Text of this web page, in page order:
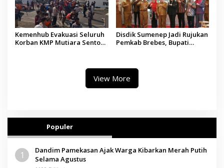
Kemenhub Evakuasi Seluruh
Korban KMP Mutiara Sentosa
Disdik Sumenep Jadi Rujukan
Pemkab Brebes, Bupati
View More
Populer
1
Dandim Pamekasan Ajak Warga Kibarkan Merah Putih
Selama Agustus